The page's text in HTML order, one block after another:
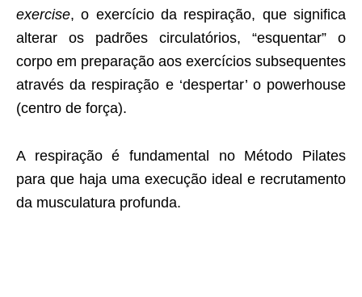
exercise, o exercício da respiração, que significa
alterar os padrões circulatórios, “esquentar” o
corpo em preparação aos exercícios subsequentes
através da respiração e ‘despertar’ o powerhouse
(centro de força).
A respiração é fundamental no Método Pilates
para que haja uma execução ideal e recrutamento
da musculatura profunda.